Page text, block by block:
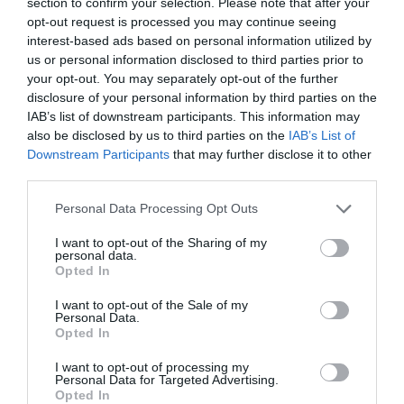
opt-out request is processed you may continue seeing
interest-based ads based on personal information utilized by
us or personal information disclosed to third parties prior to
your opt-out. You may separately opt-out of the further
disclosure of your personal information by third parties on the
IAB’s list of downstream participants. This information may
also be disclosed by us to third parties on the IAB’s List of
Downstream Participants that may further disclose it to other
Please note that this website/app uses one or more Google
not limited to your visit or usage behaviour. You may click to
grant or deny consent to Google and its third-party tags to
use your data for below specified purposes in below Google
consent section.
Personal Data Processing Opt Outs
I want to opt-out of the Sharing of my
personal data.
Opted In
I want to opt-out of the Sale of my
Personal Data.
Opted In
I want to opt-out of processing my
Personal Data for Targeted Advertising.
Opted In
fehérjeforrások ajánlottak, mint a tojás, a különféle magvajak, a
tofu vagy a darált baromfihús.
Levesek, smoothiek, pürék:A turmixolás nem csökkenti az
élelmiszerek rosttartalmát, azonban könnyebben emészthetővé
teszik azokat, hiszen a kezeléssel kisebbé válnak a rostrészecskék.
Olvasd el ezt is!
Ennyi pénzt költünk el egy év alatt az
Ezekben az élelmiszerekben van a legtöbb C-
vitamin